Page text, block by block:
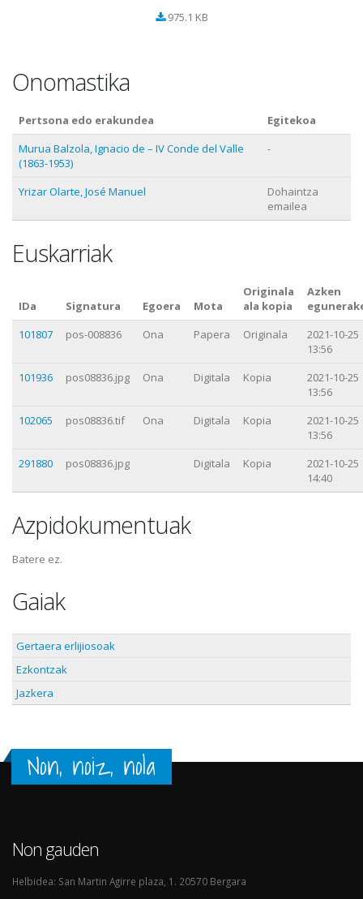
975.1 KB
Onomastika
Pertsona edo erakundea
Egitekoa
Murua Balzola, Ignacio de – IV Conde del Valle
(1863-1953)
-
Yrizar Olarte, José Manuel
Dohaintza
emailea
Euskarriak
IDa Signatura Egoera Mota
Originala
ala kopia
Azken
101807
pos-008836 Ona Papera Originala
2021-10-25
13:56
101936
pos08836.jpg Ona Digitala Kopia
2021-10-25
13:56
102065
pos08836.tif Ona Digitala Kopia
2021-10-25
13:56
291880
pos08836.jpg Digitala Kopia
2021-10-25
14:40
Azpidokumentuak
Batere ez.
Gaiak
Gertaera erlijiosoak
Ezkontzak
Jazkera
Non, noiz, nola
Non gauden
Helbidea: San Martin Agirre plaza, 1. 20570 Bergara